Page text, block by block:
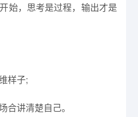
始，思考是过程，输出才是
样子;
合讲清楚自己。